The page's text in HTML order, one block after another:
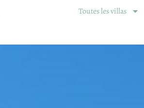
Toutes les villas